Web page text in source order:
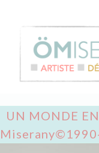
UN MONDE